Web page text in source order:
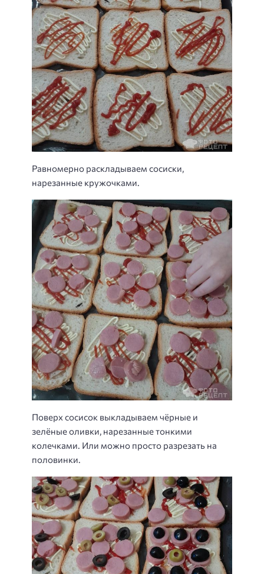
Равномерно раскладываем сосиски,
нарезанные кружочками.
Поверх сосисок выкладываем чёрные и
зелёные оливки, нарезанные тонкими
колечками. Или можно просто разрезать на
половинки.